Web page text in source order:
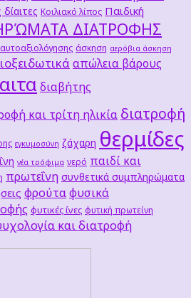
δίαιτες Κοιλιακό λίπος Παιδική
ΔΙΑΤΡΟΦΗΣ
άσκηση αερόβια άσκηση
απώλεια βάρους
διαβήτης
και τρίτη ηλικία διατροφή
εγκυμοσύνη ζάχαρη θερμίδες
νέα τρόφιμα νερό παιδί και
πρωτεΐνη συνθετικά συμπληρώματα
φρούταφυσικά
φυτικές ίνες φυτική πρωτείνη
και διατροφή